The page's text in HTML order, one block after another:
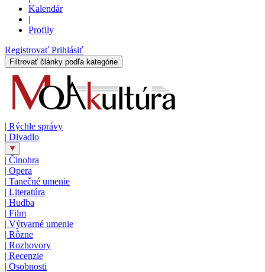
Kalendár
|
Profily
Registrovať Prihlásiť
Filtrovať články podľa kategórie
| Rýchle správy
| Divadlo
| Činohra
| Opera
| Tanečné umenie
| Literatúra
| Hudba
| Film
| Výtvarné umenie
| Rôzne
| Rozhovory
| Recenzie
| Osobnosti